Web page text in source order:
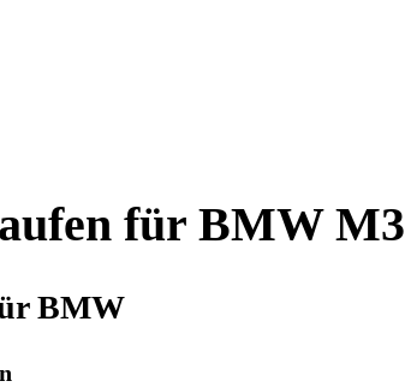
für BMW M3
BMW